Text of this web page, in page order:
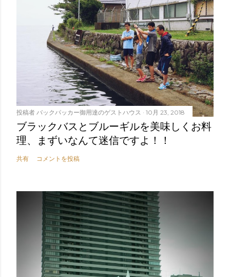
投稿者 バックパッカー御用達のゲストハウス 10月 23, 2018
ブラックバスとブルーギルを美味しくお料
理、まずいなんて迷信ですよ！！
共有 コメントを投稿